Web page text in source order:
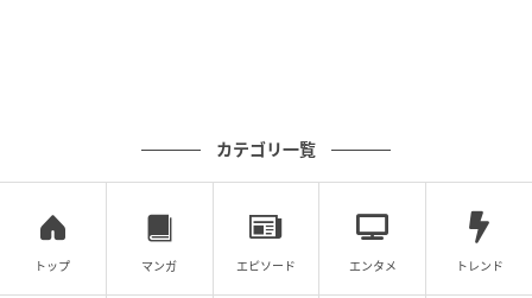
カテゴリ一覧
トップ マンガ エピソード エンタメ トレンド